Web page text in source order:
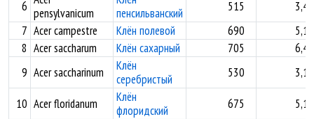
6 pensylvanicum
пенсильванский
515
3,43
7 Acer campestre Клён полевой 690
5,11
8 Acer saccharum Клён сахарный 705
6,45
9 Acer saccharinum
Клён
серебристый
530 3,11
10 Acer floridanum
Клён
флоридский
675
5,11